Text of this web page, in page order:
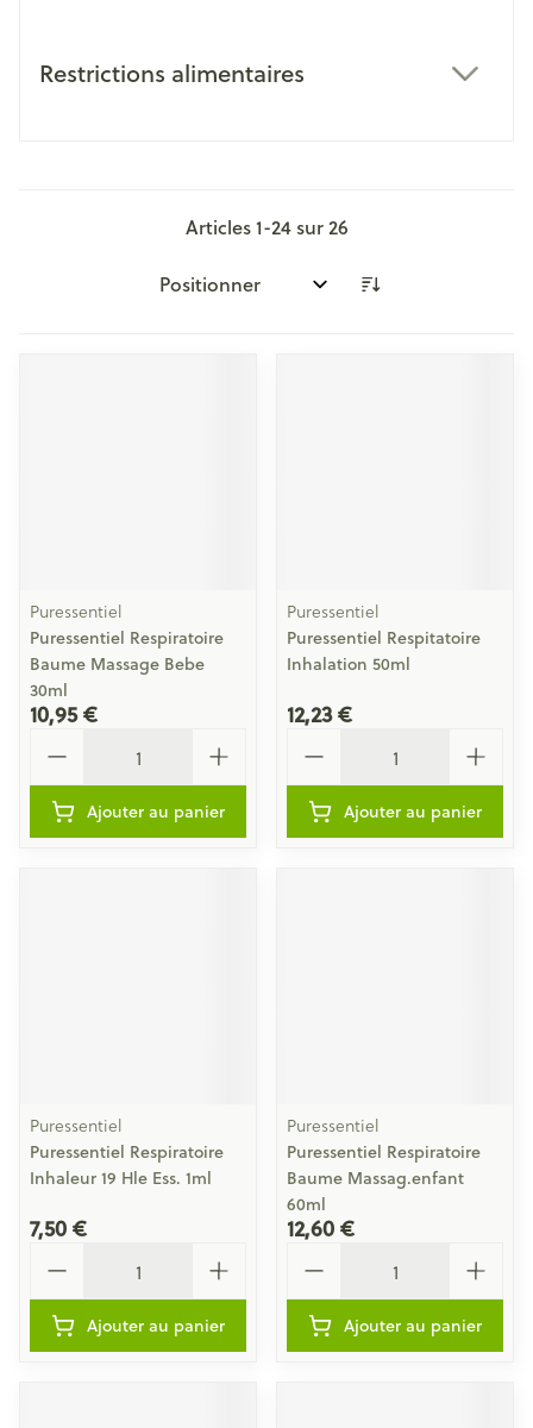
Restrictions alimentaires
Articles1-24sur26
Trier par:
Puressentiel
Puressentiel Respiratoire
Baume Massage Bebe
30ml
10,95 €
Ajouter au panier
Puressentiel
Puressentiel Respitatoire
Inhalation 50ml
12,23 €
Ajouter au panier
Puressentiel
Puressentiel Respiratoire
Inhaleur 19 Hle Ess. 1ml
7,50 €
Ajouter au panier
Puressentiel
Puressentiel Respiratoire
Baume Massag.enfant
60ml
12,60 €
Ajouter au panier